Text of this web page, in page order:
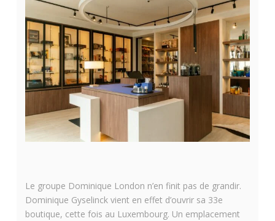
Le groupe Dominique London n’en finit pas de grandir.
Dominique Gyselinck vient en effet d’ouvrir sa 33e
boutique, cette fois au Luxembourg. Un emplacement